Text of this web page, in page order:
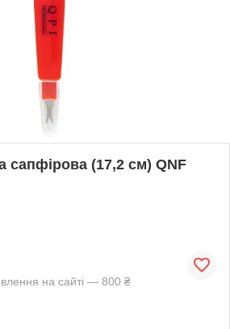
сапфірова (17,2 см) QNF
на сайті — 800 ₴